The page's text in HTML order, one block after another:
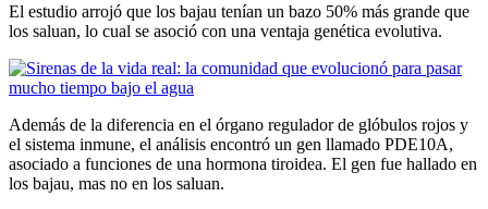
El estudio arrojó que los bajau tenían un bazo 50% más grande que
los saluan, lo cual se asoció con una ventaja genética evolutiva.
Además de la diferencia en el órgano regulador de glóbulos rojos y
el sistema inmune, el análisis encontró un gen llamado PDE10A,
asociado a funciones de una hormona tiroidea. El gen fue hallado en
los bajau, mas no en los saluan.